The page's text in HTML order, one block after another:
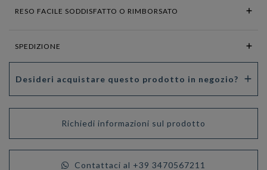
RESO FACILE SODDISFATTO O RIMBORSATO
SPEDIZIONE
Desideri acquistare questo prodotto in negozio?
Richiedi informazioni sul prodotto
Contattaci al +39 3470567211